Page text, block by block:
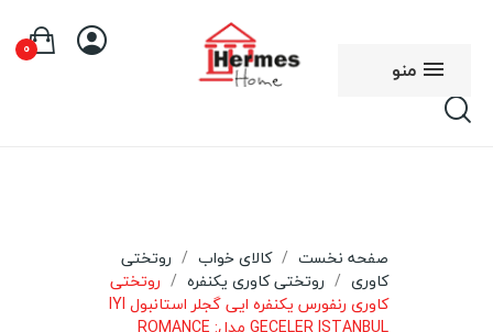
منو
0
صفحه نخست کالای خواب
روتختی
کاوری
روتختی کاوری یکنفره
روتختی
کاوری رنفورس یکنفره ایی گجلر استانبول IYI